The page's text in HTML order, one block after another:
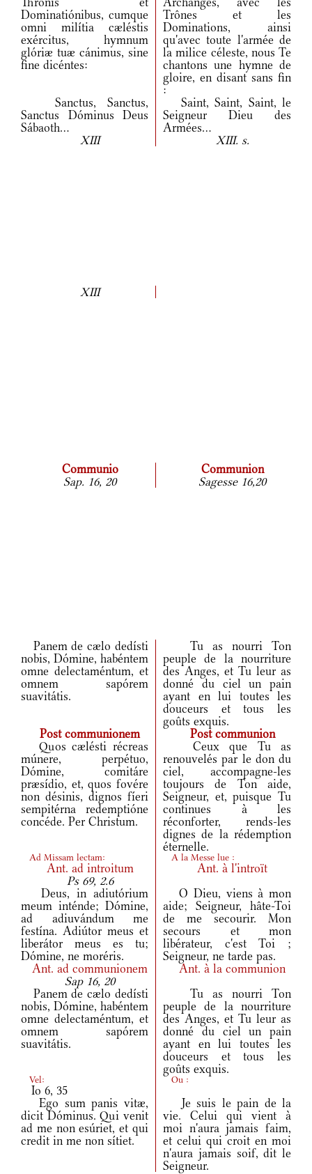
Dominatiónibus, cumque
omni milítia cæléstis
exércitus, hymnum
glóriæ tuæ cánimus, sine
fine dicéntes:
Trônes et les
Dominations, ainsi
qu'avec toute l'armée de
la milice céleste, nous Te
chantons une hymne de
gloire, en disant sans fin
:
Sanctus, Sanctus,
Sanctus Dóminus Deus
Sábaoth...
Saint, Saint, Saint, le
Seigneur Dieu des
Armées...
XIII
XIII. s.
XIII
Communio
Communion
Sap. 16, 20
Sagesse 16,20
Panem de cælo dedísti
nobis, Dómine, habéntem
omne delectaméntum, et
omnem sapórem
suavitátis.
Tu as nourri Ton
peuple de la nourriture
des Anges, et Tu leur as
donné du ciel un pain
ayant en lui toutes les
douceurs et tous les
goûts exquis.
Post communionem
Post communion
Quos cælésti récreas
múnere, perpétuo,
Dómine, comitáre
præsídio, et, quos fovére
non désinis, dignos fíeri
sempitérna redemptióne
concéde. Per Christum.
Ceux que Tu as
renouvelés par le don du
ciel, accompagne-les
toujours de Ton aide,
Seigneur, et, puisque Tu
continues à les
réconforter, rends-les
dignes de la rédemption
éternelle.
Ad Missam lectam: A la Messe lue :
Ant. ad introitum Ant. à l'introït
Ps 69, 2.6
Deus, in adiutórium
meum inténde; Dómine,
ad adiuvándum me
festína. Adiútor meus et
liberátor meus es tu;
Dómine, ne moréris.
O Dieu, viens à mon
aide; Seigneur, hâte-Toi
de me secourir. Mon
secours et mon
libérateur, c'est Toi ;
Seigneur, ne tarde pas.
Ant. ad communionem Ant. à la communion
Sap 16, 20
Panem de cælo dedísti
nobis, Dómine, habéntem
omne delectaméntum, et
omnem sapórem
suavitátis.
Tu as nourri Ton
peuple de la nourriture
des Anges, et Tu leur as
donné du ciel un pain
ayant en lui toutes les
douceurs et tous les
goûts exquis.
Vel: Ou :
Io 6, 35
Ego sum panis vitæ,
dicit Dóminus. Qui venit
ad me non esúriet, et qui
credit in me non sítiet.
Je suis le pain de la
vie. Celui qui vient à
moi n'aura jamais faim,
et celui qui croit en moi
n'aura jamais soif, dit le
Seigneur.